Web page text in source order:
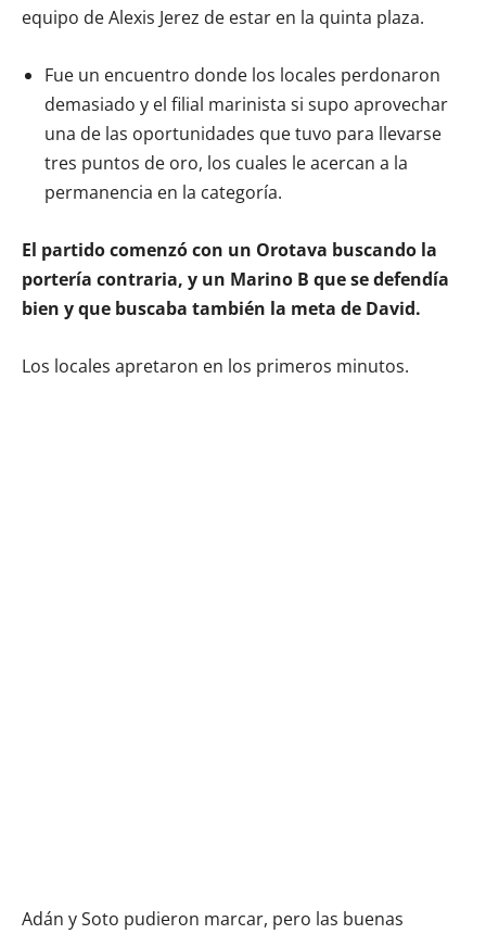
equipo de Alexis Jerez de estar en la quinta plaza.
Fue un encuentro donde los locales perdonaron
demasiado y el filial marinista si supo aprovechar
una de las oportunidades que tuvo para llevarse
tres puntos de oro, los cuales le acercan a la
permanencia en la categoría.
El partido comenzó con un Orotava buscando la
portería contraria, y un Marino B que se defendía
bien y que buscaba también la meta de David.
Los locales apretaron en los primeros minutos.
Adán y Soto pudieron marcar, pero las buenas